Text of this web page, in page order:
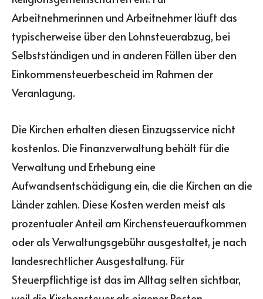
Arbeitnehmerinnen und Arbeitnehmer läuft das
typischerweise über den Lohnsteuerabzug, bei
Selbstständigen und in anderen Fällen über den
Einkommensteuerbescheid im Rahmen der
Veranlagung.
Die Kirchen erhalten diesen Einzugsservice nicht
kostenlos. Die Finanzverwaltung behält für die
Verwaltung und Erhebung eine
Aufwandsentschädigung ein, die die Kirchen an die
Länder zahlen. Diese Kosten werden meist als
prozentualer Anteil am Kirchensteueraufkommen
oder als Verwaltungsgebühr ausgestaltet, je nach
landesrechtlicher Ausgestaltung. Für
Steuerpflichtige ist das im Alltag selten sichtbar,